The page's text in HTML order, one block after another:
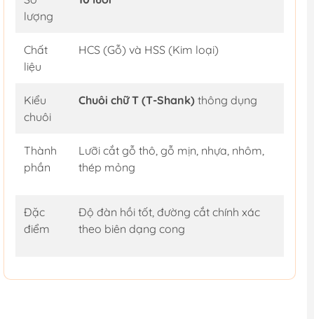
lượng
Chất
liệu
HCS (Gỗ) và HSS (Kim loại)
Kiểu
chuôi
Chuôi chữ T (T-Shank)thông dụng
Thành
phần
Lưỡi cắt gỗ thô, gỗ mịn, nhựa, nhôm,
thép mỏng
Đặc
điểm
Độ đàn hồi tốt, đường cắt chính xác
theo biên dạng cong